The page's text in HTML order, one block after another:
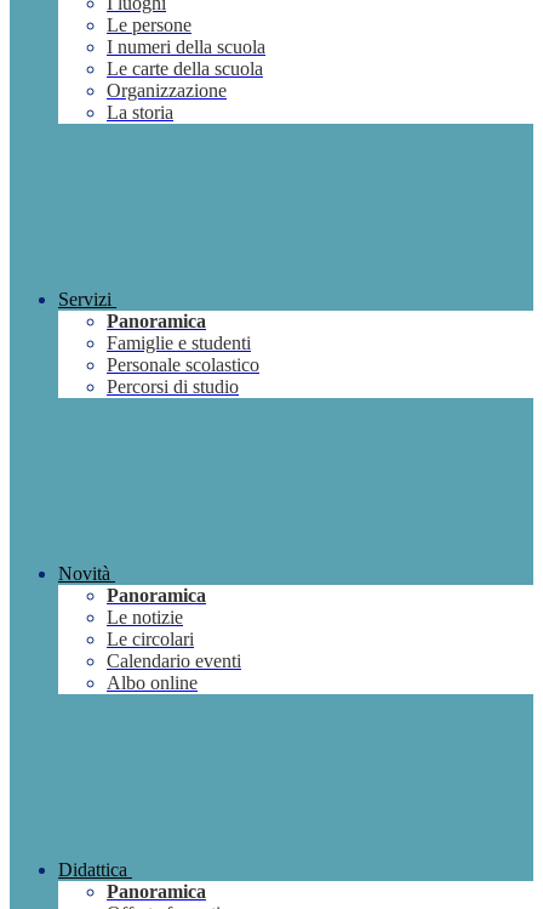
Le persone
I numeri della scuola
Le carte della scuola
Organizzazione
La storia
Servizi
Panoramica
Famiglie e studenti
Personale scolastico
Percorsi di studio
Novità
Panoramica
Le notizie
Le circolari
Calendario eventi
Albo online
Didattica
Panoramica